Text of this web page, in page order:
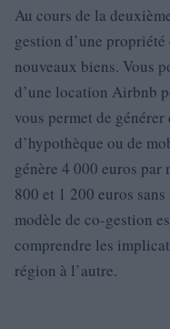
Au cours de la
gestion d’une
nouveaux biens. Vous
d’une location Airbnb
vous permet de générer
d’hypothèque ou de
génère 4 000 euros
800 et 1 200 euros
modèle de co-gestion
comprendre les
région à l’autre.